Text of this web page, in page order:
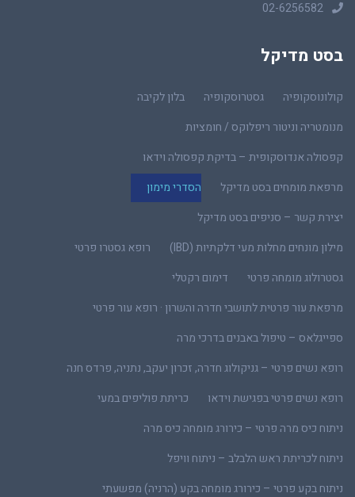
02-6256582
בסט מדיקל
קולונוסקופיה גסטרוסקופיה
בלון לקיבה
מנומטריה וניטור ריפלוקס / חומציות
קפסולה אנדוסקופית – בדיקת קפסולה וידאו
מרפאת מומחים בסט מדיקל
הסדרי מימון
יצירת קשר – סניפים בסט מדיקל
מילון מונחים מחלות מעי דלקתיות (IBD)
רופא גסטרו פרטי
גסטרולוג מומחה פרטי
דימום רקטלי
מרפאת עור פרטית לתושבי חדרה והשרון · רופא עור פרטי
ספייגלאס – טיפול באבנים בדרכי מרה
רופא נשים פרטי – גניקולוג חדרה, זכרון יעקב, נתניה, פרדס חנה
רופא נשים פרטי בפגישת וידאו
כריתת פוליפים במעי
ניתוח כיס מרה פרטי – כירורג מומחה כיס מרה
ניתוח לכריתת ראש הלבלב – ניתוח וויפל
ניתוח בקע פרטי – כירורג מומחה בקע (הרניה) מפשעתי